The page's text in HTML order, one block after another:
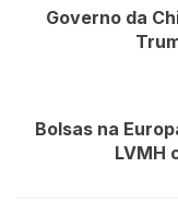
Governo da
Bolsas na
LVMH